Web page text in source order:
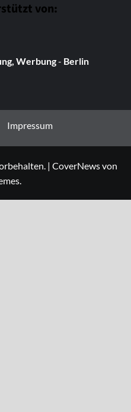
von:
Werbung- Berlin
Impressum
| CoverNewsvon